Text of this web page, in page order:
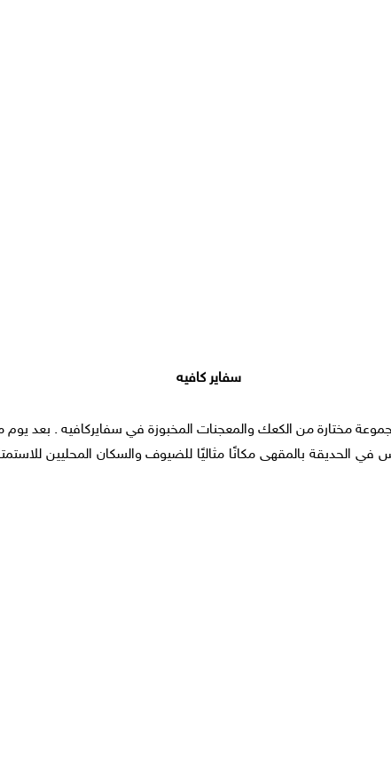
سفاير كافيه
مختارة من الكعك والمعجنات المخبوزة في سفايركافيه . بعد
في الحديقة بالمقهى مكانًا مثاليًا للضيوف والسكان المحليين